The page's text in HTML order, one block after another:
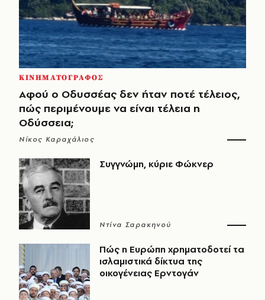
ΚΙΝΗΜΑΤΟΓΡΑΦΟΣ
Αφού ο Οδυσσέας δεν ήταν ποτέ τέλειος,
πώς περιμένουμε να είναι τέλεια η
Οδύσσεια;
Νίκος Καραχάλιος
Συγγνώμη, κύριε Φώκνερ
Ντίνα Σαρακηνού
Πώς η Ευρώπη χρηματοδοτεί τα
ισλαμιστικά δίκτυα της
οικογένειας Ερντογάν